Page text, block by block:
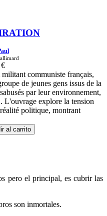
communiste français,
de jeunes gens issus de la
par leur environnement,
L'ouvrage explore la tension
politique, montrant
al carrito
pero el principal, es cubrir las
son inmortales.